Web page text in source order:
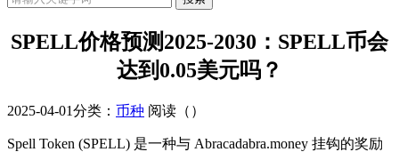
SPELL价格预测2025-2030：SPELL币会
达到0.05美元吗？
2025-04-01分类： 币种 阅读（ ）
Spell Token (SPELL) 是一种与 Abracadabra.money 挂钩的奖励